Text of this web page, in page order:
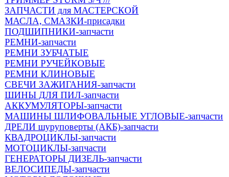
ЗАПЧАСТИ для МАСТЕРСКОЙ
МАСЛА, СМАЗКИ-присадки
ПОДШИПНИКИ-запчасти
РЕМНИ-запчасти
РЕМНИ ЗУБЧАТЫЕ
РЕМНИ РУЧЕЙКОВЫЕ
РЕМНИ КЛИНОВЫЕ
СВЕЧИ ЗАЖИГАНИЯ-запчасти
ШИНЫ ДЛЯ ПИЛ-запчасти
АККУМУЛЯТОРЫ-запчасти
МАШИНЫ ШЛИФОВАЛЬНЫЕ УГЛОВЫЕ-запчасти
ДРЕЛИ шуруповерты (АКБ)-запчасти
КВАДРОЦИКЛЫ-запчасти
МОТОЦИКЛЫ-запчасти
ГЕНЕРАТОРЫ ДИЗЕЛЬ-запчасти
ВЕЛОСИПЕДЫ-запчасти